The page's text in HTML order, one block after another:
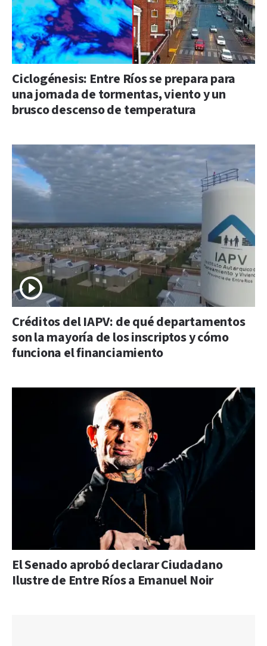
Ciclogénesis: Entre Ríos se prepara para
una jornada de tormentas, viento y un
brusco descenso de temperatura
Créditos del IAPV: de qué departamentos
son la mayoría de los inscriptos y cómo
funciona el financiamiento
El Senado aprobó declarar Ciudadano
Ilustre de Entre Ríos a Emanuel Noir